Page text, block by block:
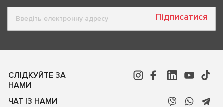
Підписатися
СЛІДКУЙТЕ ЗА
НАМИ
ЧАТ ІЗ НАМИ